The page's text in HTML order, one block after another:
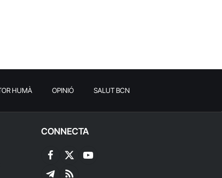
HUMÀ OPINIÓ SALUT BCN
CONNECTA
Facebook
X
(Twitter)
YouTube